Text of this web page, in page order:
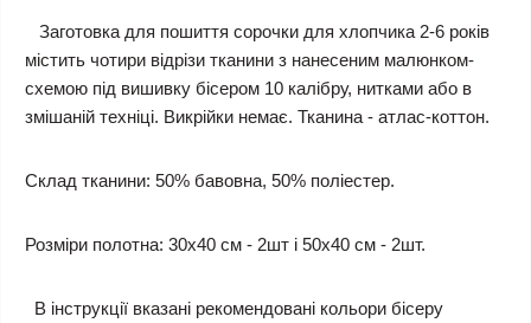
Заготовка для пошиття сорочки для хлопчика 2-6 років
містить чотири відрізи тканини з нанесеним малюнком-
схемою під вишивку бісером 10 калібру, нитками або в
змішаній техніці. Викрійки немає. Тканина - атлас-коттон.
Склад тканини: 50% бавовна, 50% поліестер.
Розміри полотна: 30х40 см - 2шт і 50х40 см - 2шт.
В інструкції вказані рекомендовані кольори бісеру